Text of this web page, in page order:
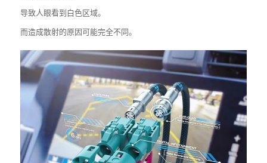
导致人眼看到白色区域。
而造成散射的原因可能完全不同。